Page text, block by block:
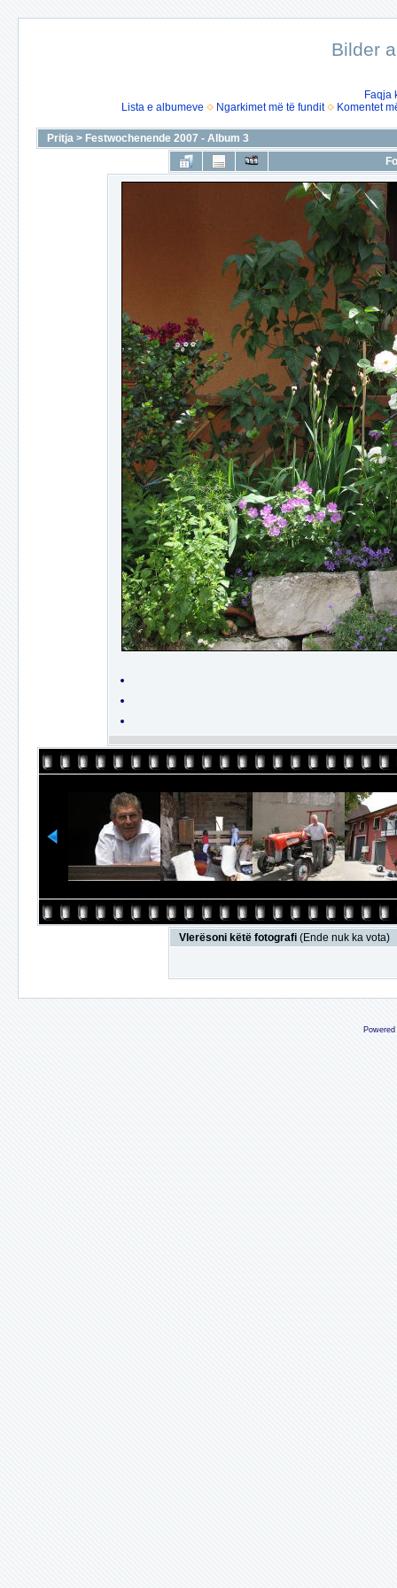
Bilder
Faqja
Lista e albumeve
Ngarkimet më të fundit Komentet
Pritja > Festwochenende 2007 - Album 3
Vlerësoni këtë fotografi (Ende nuk ka vota)